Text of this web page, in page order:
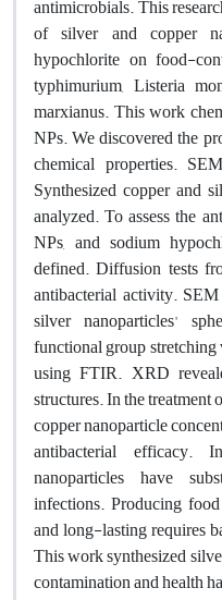
antimicrobials. This
of silver and copper
hypochlorite on food-
typhimurium, Listeria
marxianus.This work
NPs. We discovered the
chemical properties.
Synthesized copper and
analyzed. To assess the
NPs, and sodium
defined. Diffusion tests
antibacterial activity.
silver nanoparticles'
functional group
using FTIR. XRD
structures. In the
copper nanoparticle
antibacterial efficacy.
nanoparticles have
infections. Producing
and long-lasting requires
This work synthesized
contamination and health